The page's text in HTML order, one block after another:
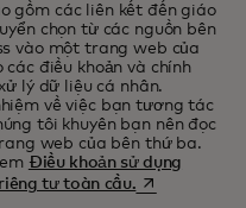
gồm các liên kết đến giáo
chọn từ các nguồn bên
vào một trang web của
điều khoản và chính
lý dữ liệu cá nhân.
về việc bạn tương tác
tôi khuyên bạn nên đọc
web của bên thứ ba.
Điều khoản sử dụng
tư toàn cầu. opens in a